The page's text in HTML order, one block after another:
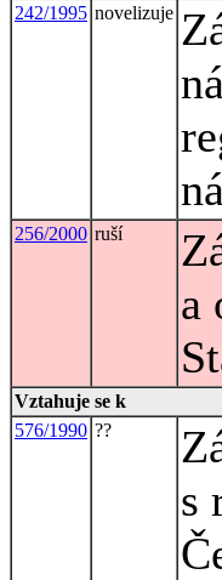
242/1995 novelizuje
256/2000 ruší
a
Vztahuje se k
576/1990 ??
s